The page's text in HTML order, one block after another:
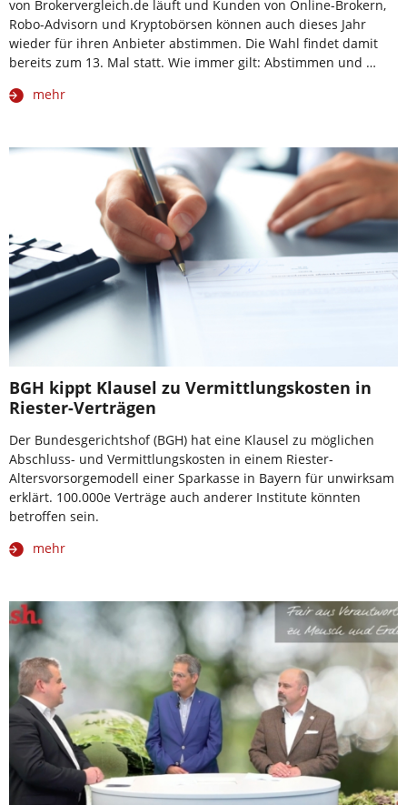
von Brokervergleich.de läuft und Kunden von Online-Brokern,
Robo-Advisorn und Kryptobörsen können auch dieses Jahr
wieder für ihren Anbieter abstimmen. Die Wahl findet damit
bereits zum 13. Mal statt. Wie immer gilt: Abstimmen und …
mehr
BGH kippt Klausel zu Vermittlungskosten in
Riester-Verträgen
Der Bundesgerichtshof (BGH) hat eine Klausel zu möglichen
Abschluss- und Vermittlungskosten in einem Riester-
Altersvorsorgemodell einer Sparkasse in Bayern für unwirksam
erklärt. 100.000e Verträge auch anderer Institute könnten
betroffen sein.
mehr